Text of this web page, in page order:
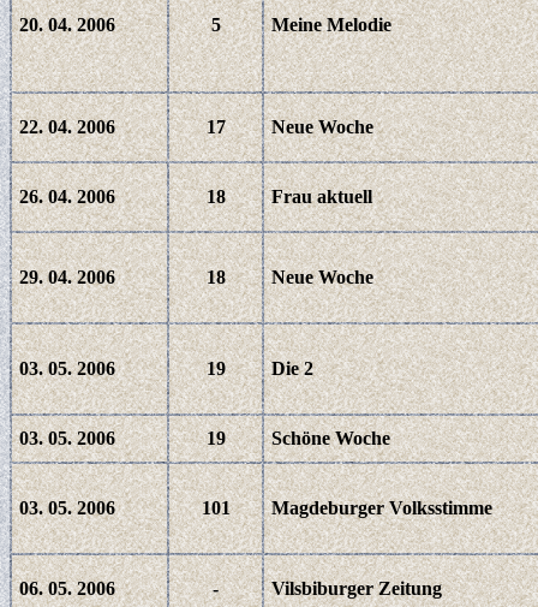
20. 04. 2006 5 Meine Melodie
22. 04. 2006 17 Neue Woche
26. 04. 2006 18 Frau aktuell
29. 04. 2006 18 Neue Woche
03. 05. 2006 19 Die 2
03. 05. 2006 19 Schöne Woche
03. 05. 2006 101 Magdeburger Volksstimme
06. 05. 2006 - Vilsbiburger Zeitung